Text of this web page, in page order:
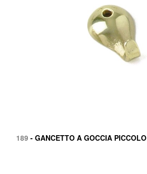
189 - GANCETTO A GOCCIA PICCOLO